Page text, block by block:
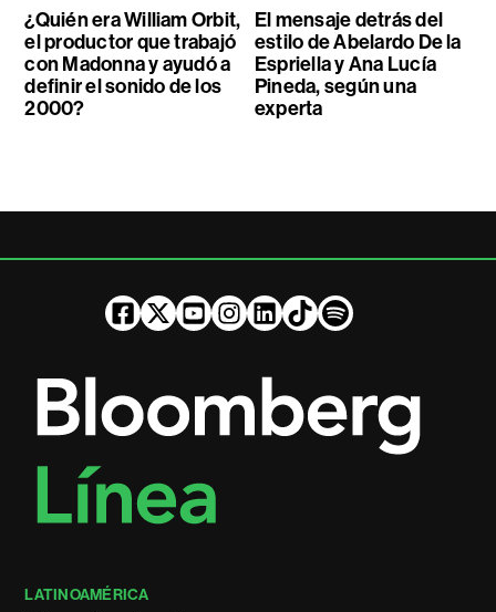
¿Quién era William Orbit,
el productor que trabajó
con Madonna y ayudó a
definir el sonido de los
2000?
El mensaje detrás del
estilo de Abelardo De la
Espriella y Ana Lucía
Pineda, según una
experta
LATINOAMÉRICA